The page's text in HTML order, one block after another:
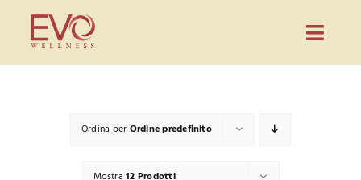
contenuto
Ordina per Ordine predefinito
Mostra12 Prodotti